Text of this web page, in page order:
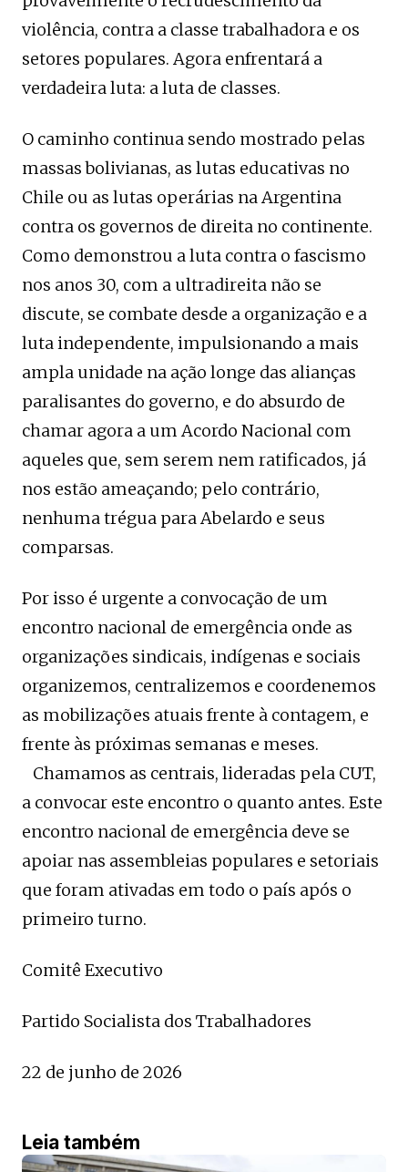
violência, contra a classe trabalhadora e os
setores populares. Agora enfrentará a
verdadeira luta: a luta de classes.
O caminho continua sendo mostrado pelas
massas bolivianas, as lutas educativas no
Chile ou as lutas operárias na Argentina
contra os governos de direita no continente.
Como demonstrou a luta contra o fascismo
nos anos 30, com a ultradireita não se
discute, se combate desde a organização e a
luta independente, impulsionando a mais
ampla unidade na ação longe das alianças
paralisantes do governo, e do absurdo de
chamar agora a um Acordo Nacional com
aqueles que, sem serem nem ratificados, já
nos estão ameaçando; pelo contrário,
nenhuma trégua para Abelardo e seus
comparsas.
Por isso é urgente a convocação de um
encontro nacional de emergência onde as
organizações sindicais, indígenas e sociais
organizemos, centralizemos e coordenemos
as mobilizações atuais frente à contagem, e
frente às próximas semanas e meses.
Chamamos as centrais, lideradas pela CUT,
a convocar este encontro o quanto antes. Este
encontro nacional de emergência deve se
apoiar nas assembleias populares e setoriais
que foram ativadas em todo o país após o
primeiro turno.
Comitê Executivo
Partido Socialista dos Trabalhadores
22 de junho de 2026
Leia também